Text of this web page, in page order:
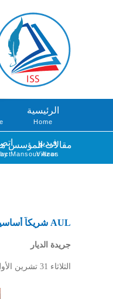
الرئيسية
Home
فيديو
Videos
مقالات المؤسس
Mansour Azar
AUL شريكاً أساسياً في صناعة استراتيجيّات التعليم العالي الفرنكوفوني
جريدة الديار
الثلاثاء 31 تشرين الأول 2017